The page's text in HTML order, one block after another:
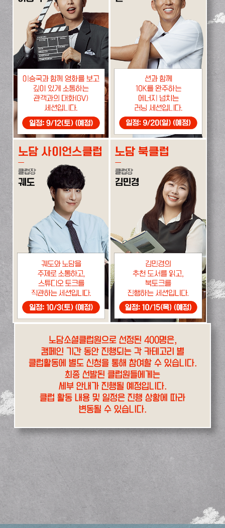
노담소셜클럽원으로 선정된 400명은,
캠페인 기간 동안 진행되는 각 카테고리 별
클럽활동에 별도 신청을 통해 참여할 수 있습니다.
최종 선발된 클럽원들에게는
세부 안내가 진행될 예정입니다.
클럽 활동 내용 및 일정은 진행 상황에 따라
변동될 수 있습니다.